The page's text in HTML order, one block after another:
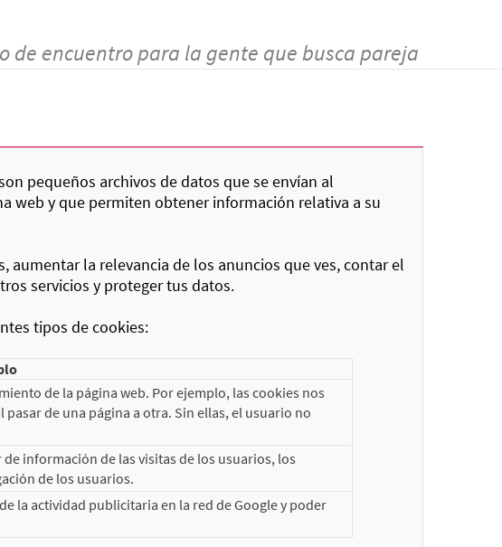
de encuentro para la gente que busca pareja
pequeños archivos de datos que se envían al
web y que permiten obtener información relativa a su
la relevancia de los anuncios que ves, contar el
servicios y proteger tus datos.
tipos de cookies:
de la página web. Por ejemplo, las cookies nos
de una página a otra. Sin ellas, el usuario no
información de las visitas de los usuarios, los
de los usuarios.
la actividad publicitaria en la red de Google y poder